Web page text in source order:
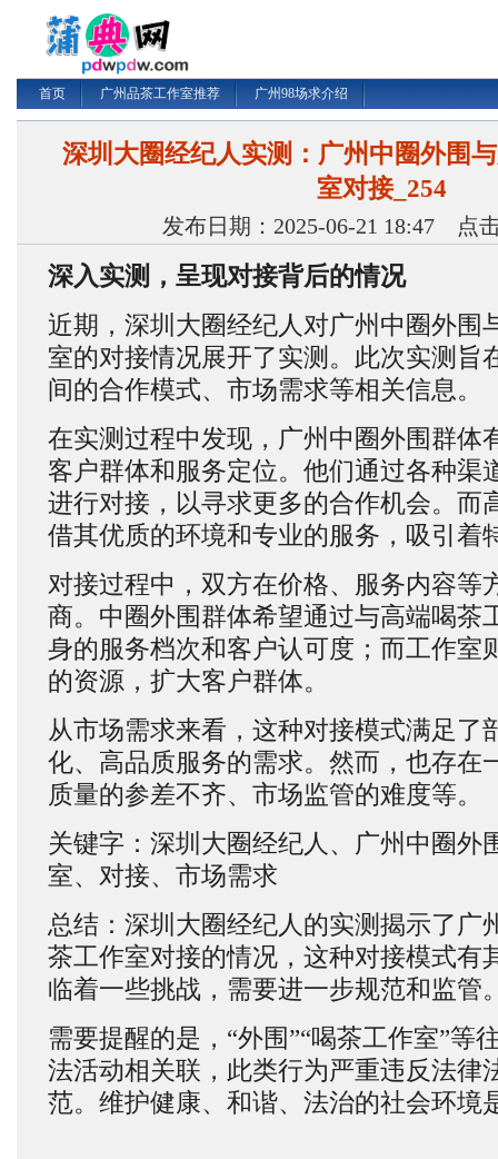
首页 广州品茶工作室推荐 广州98场求介绍
深圳大圈经纪人实测：广州中圈外围
室对接_254
发布日期：2025-06-21 18:47 点
深入实测，呈现对接背后的情况
近期，深圳大圈经纪人对广州中圈外围
室的对接情况展开了实测。此次实测旨
间的合作模式、市场需求等相关信息。
在实测过程中发现，广州中圈外围群体
客户群体和服务定位。他们通过各种渠
进行对接，以寻求更多的合作机会。而
借其优质的环境和专业的服务，吸引着
对接过程中，双方在价格、服务内容等
商。中圈外围群体希望通过与高端喝茶
身的服务档次和客户认可度；而工作室
的资源，扩大客户群体。
从市场需求来看，这种对接模式满足了
化、高品质服务的需求。然而，也存在
质量的参差不齐、市场监管的难度等。
关键字：深圳大圈经纪人、广州中圈外
室、对接、市场需求
总结：深圳大圈经纪人的实测揭示了广
茶工作室对接的情况，这种对接模式有
临着一些挑战，需要进一步规范和监管
需要提醒的是，“外围”“喝茶工作室”等
法活动相关联，此类行为严重违反法律
范。维护健康、和谐、法治的社会环境